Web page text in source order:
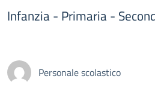
Infanzia - Primaria -
Personale scolastico